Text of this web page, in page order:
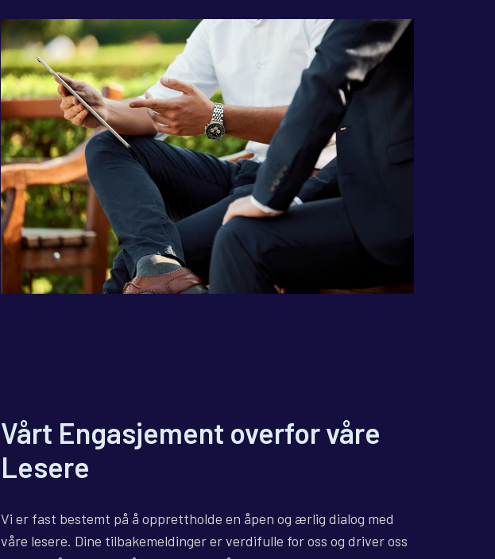
Vårt Engasjement overfor våre
Lesere
Vi er fast bestemt på å opprettholde en åpen og ærlig dialog med
våre lesere. Dine tilbakemeldinger er verdifulle for oss og driver oss